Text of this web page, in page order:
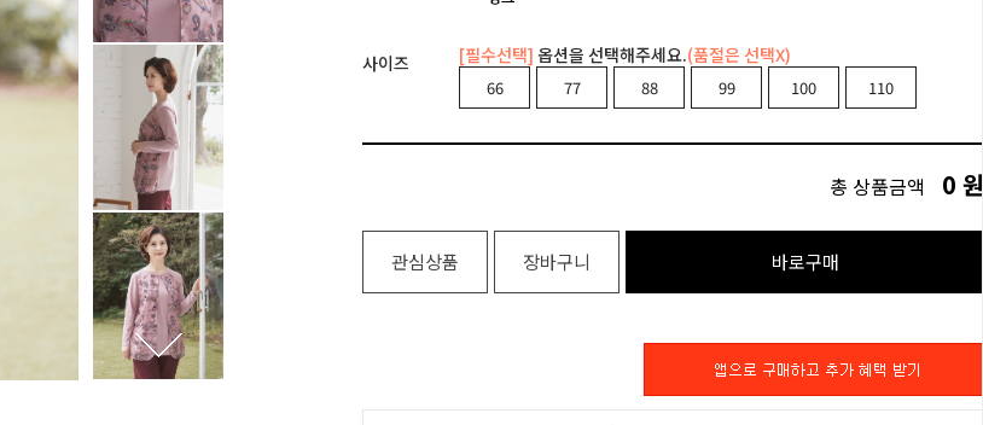
사이즈 [필수선택] 옵션을 선택해주세요.(품절은 선택X)
66 77 88 99 100 110
총 상품금액 0 원
관심상품 장바구니 바로구매